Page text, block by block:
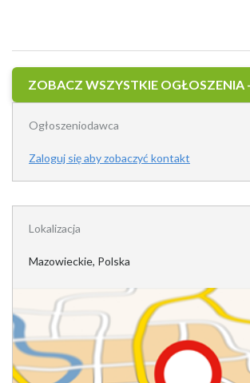
ZOBACZ WSZYSTKIE OGŁOSZENIA
Ogłoszeniodawca
Zaloguj się aby zobaczyć kontakt
Lokalizacja
Mazowieckie, Polska